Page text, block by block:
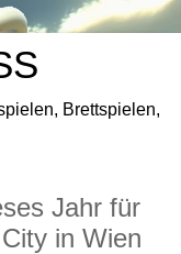
Brettspielen,
Jahr für
in Wien